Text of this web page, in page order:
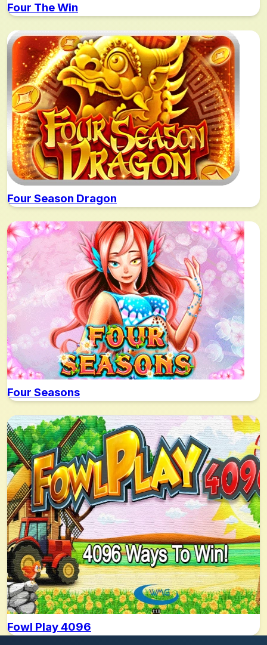
Four The Win
Four Season Dragon
Four Seasons
Fowl Play 4096